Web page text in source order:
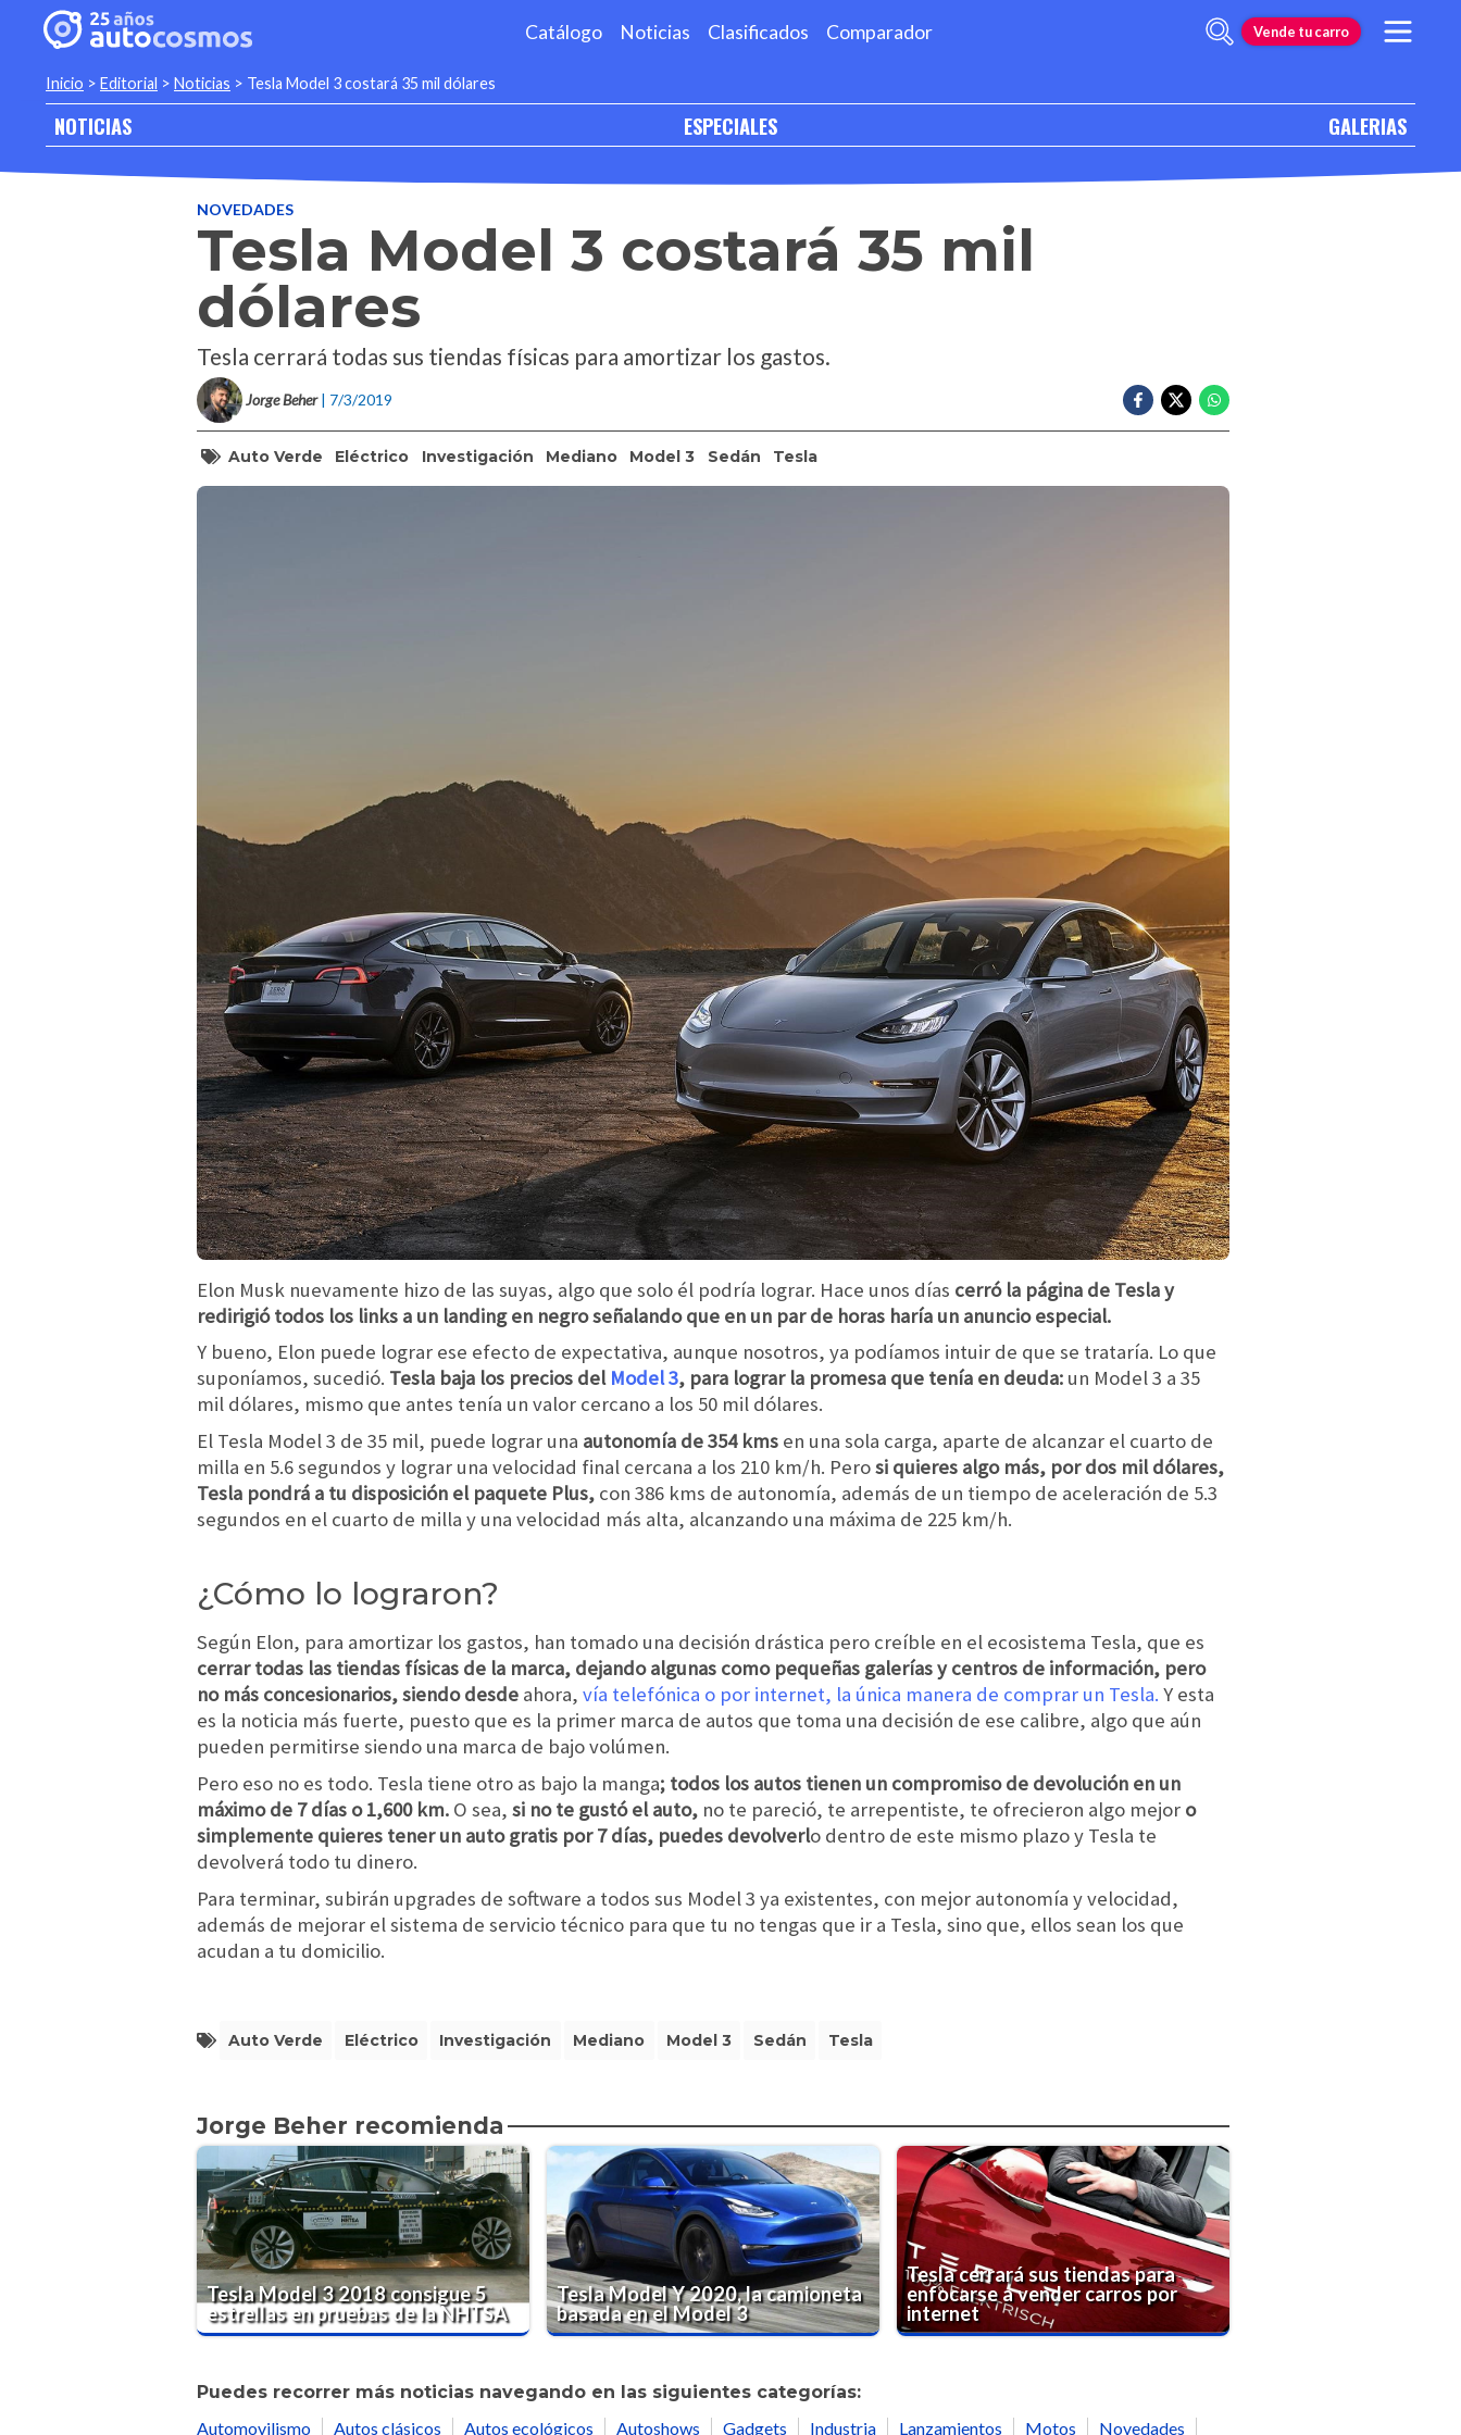
Catálogo Noticias Clasificados Comparador Vende tu carro
Inicio > Editorial > Noticias > Tesla Model 3 costará 35 mil dólares
NOTICIAS ESPECIALES GALERIAS
NOVEDADES
Tesla Model 3 costará 35 mil
dólares
Tesla cerrará todas sus tiendas físicas para amortizar los gastos.
Jorge Beher | 7/3/2019
Auto Verde Eléctrico Investigación Mediano Model 3 Sedán Tesla
Elon Musk nuevamente hizo de las suyas, algo que solo él podría lograr. Hace unos días cerró la página de Tesla y
redirigió todos los links a un landing en negro señalando que en un par de horas haría un anuncio especial.
Y bueno, Elon puede lograr ese efecto de expectativa, aunque nosotros, ya podíamos intuir de que se trataría. Lo que
suponíamos, sucedió. Tesla baja los precios del Model 3, para lograr la promesa que tenía en deuda: un Model 3 a 35
mil dólares, mismo que antes tenía un valor cercano a los 50 mil dólares.
El Tesla Model 3 de 35 mil, puede lograr una autonomía de 354 kms en una sola carga, aparte de alcanzar el cuarto de
milla en 5.6 segundos y lograr una velocidad final cercana a los 210 km/h. Perosi quieres algo más, por dos mil dólares,
Tesla pondrá a tu disposición el paquete Plus, con 386 kms de autonomía, además de un tiempo de aceleración de 5.3
segundos en el cuarto de milla y una velocidad más alta, alcanzando una máxima de 225 km/h.
¿Cómo lo lograron?
Según Elon, para amortizar los gastos, han tomado una decisión drástica pero creíble en el ecosistema Tesla, que es
cerrar todas las tiendas físicas de la marca, dejando algunas como pequeñas galerías y centros de información, pero
no más concesionarios, siendo desde ahora, vía telefónica o por internet, la única manera de comprar un Tesla. Y esta
es la noticia más fuerte, puesto que es la primer marca de autos que toma una decisión de ese calibre, algo que aún
pueden permitirse siendo una marca de bajo volúmen.
Pero eso no es todo. Tesla tiene otro as bajo la manga; todos los autos tienen un compromiso de devolución en un
máximo de 7 días o 1,600 km. O sea, si no te gustó el auto, no te pareció, te arrepentiste, te ofrecieron algo mejor o
simplemente quieres tener un auto gratis por 7 días, puedes devolverlo dentro de este mismo plazo y Tesla te
devolverá todo tu dinero.
Para terminar, subirán upgrades de software a todos sus Model 3 ya existentes, con mejor autonomía y velocidad,
además de mejorar el sistema de servicio técnico para que tu no tengas que ir a Tesla, sino que, ellos sean los que
acudan a tu domicilio.
Auto Verde Eléctrico Investigación Mediano Model 3 Sedán Tesla
Jorge Beher recomienda
Tesla Model 3 2018 consigue 5
estrellas en pruebas de la NHTSA
Tesla Model Y 2020, la camioneta
basada en el Model 3
Tesla cerrará sus tiendas para
enfocarse a vender carros por
internet
Puedes recorrer más noticias navegando en las siguientes categorías:
Automovilismo
Autos clásicos Autos ecológicos Autoshows Gadgets Industria Lanzamientos Motos Novedades